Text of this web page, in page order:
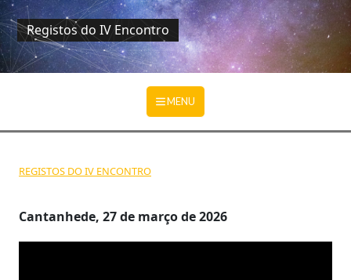
Ir para o conteúdo principal
Registos do IV Encontro
MENU
REGISTOS DO IV ENCONTRO
Cantanhede, 27 de março de 2026